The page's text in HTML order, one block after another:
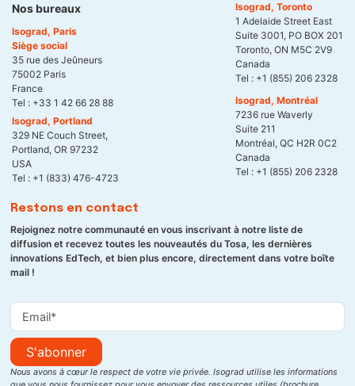
Nos bureaux
Isograd, Paris
Siège social
35 rue des Jeûneurs
75002 Paris
France
Tel : +33 1 42 66 28 88
Isograd, Portland
329 NE Couch Street,
Portland, OR 97232
USA
Tel : +1 (833) 476-4723
Isograd, Toronto
1 Adelaide Street East
Suite 3001, PO BOX 201
Toronto, ON M5C 2V9
Canada
Tel : +1 (855) 206 2328
Isograd, Montréal
7236 rue Waverly
Suite 211
Montréal, QC H2R 0C2
Canada
Tel : +1 (855) 206 2328
Restons en contact
Rejoignez notre communauté en vous inscrivant à notre liste de
diffusion et recevez toutes les nouveautés du Tosa, les dernières
innovations EdTech, et bien plus encore, directement dans votre boîte
mail !
S'abonner
Nous avons à cœur le respect de votre vie privée. Isograd utilise les informations